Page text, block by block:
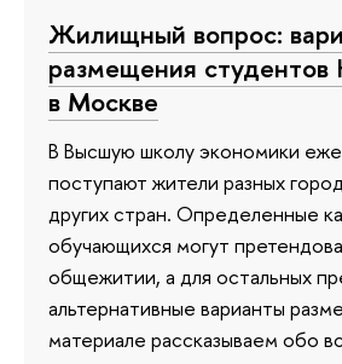
Жилищный вопрос:
размещения
в Москве
В Высшую школу экономики
поступают жители разных
других стран. Определенные
обучающихся могут
общежитии, а для остальных
альтернативные варианты
материале рассказываем обо